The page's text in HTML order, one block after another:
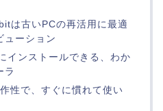
は古いPCの再活用に最適
ューション
インストールできる、わか
ラ
性で、すぐに慣れて使い